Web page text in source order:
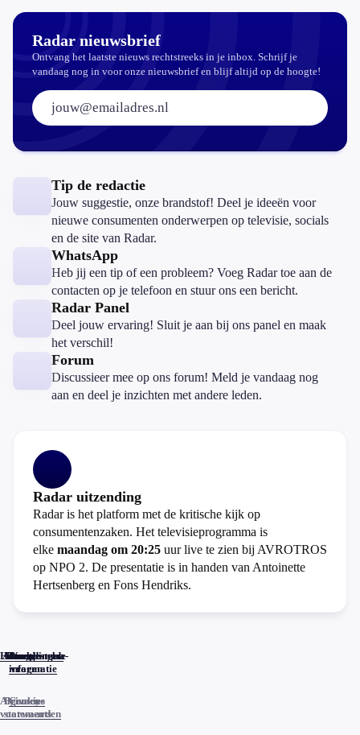
Radar nieuwsbrief
Ontvang het laatste nieuws rechtstreeks in je inbox. Schrijf je
vandaag nog in voor onze nieuwsbrief en blijf altijd op de hoogte!
E-mailadres:
Tip de redactie
Jouw suggestie, onze brandstof! Deel je ideeën voor
nieuwe consumenten onderwerpen op televisie, socials
en de site van Radar.
WhatsApp
Heb jij een tip of een probleem? Voeg Radar toe aan de
contacten op je telefoon en stuur ons een bericht.
Radar Panel
Deel jouw ervaring! Sluit je aan bij ons panel en maak
het verschil!
Forum
Discussieer mee op ons forum! Meld je vandaag nog
aan en deel je inzichten met andere leden.
Radar uitzending
Radar is het platform met de kritische kijk op
consumentenzaken. Het televisieprogramma is
elke maandag om 20:25 uur live te zien bij AVROTROS
op NPO 2. De presentatie is in handen van Antoinette
Hertsenberg en Fons Hendriks.
Home
Actueel
Uitzendingen
Reacties
Programma-
informatie
Veelgestelde
vragen
Algemene
voorwaarden
Privacy
statements
Cookies